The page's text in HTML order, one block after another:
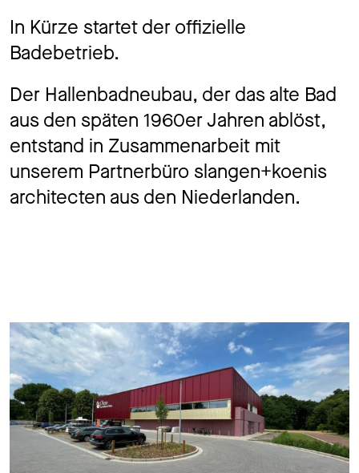
In Kürze startet der offizielle
Badebetrieb.
Der Hallenbadneubau, der das alte Bad
aus den späten 1960er Jahren ablöst,
entstand in Zusammenarbeit mit
unserem Partnerbüro slangen+koenis
architecten aus den Niederlanden.